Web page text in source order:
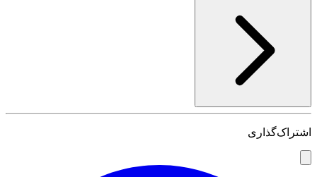
اشتراک‌گذاری